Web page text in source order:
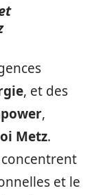
, et des
,
Metz.
concentrent
et le